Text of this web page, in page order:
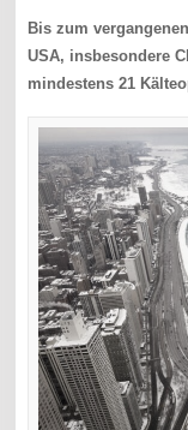
Bis zum
USA, insbesondere
mindestens 21